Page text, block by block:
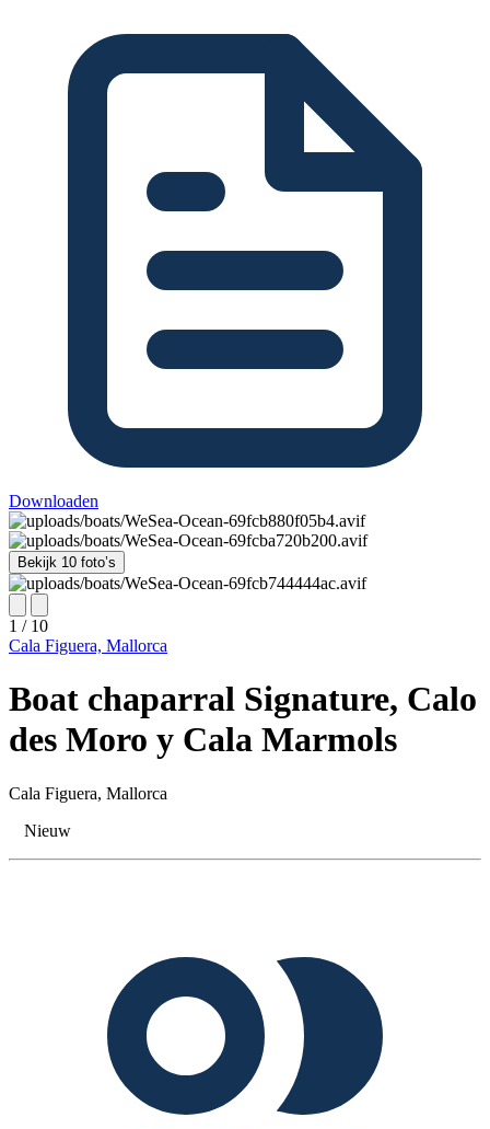
Downloaden
Bekijk 10 foto’s
1 / 10
Cala Figuera, Mallorca
Boat chaparral Signature, Calo
des Moro y Cala Marmols
Cala Figuera, Mallorca
Nieuw